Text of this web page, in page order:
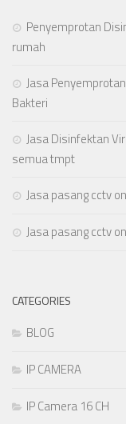
Penyemprotan
rumah
Jasa
Bakteri
Jasa Disinfektan
semua tmpt
Jasa pasang cctv
Jasa pasang cctv
CATEGORIES
BLOG
IP CAMERA
IP Camera 16 CH